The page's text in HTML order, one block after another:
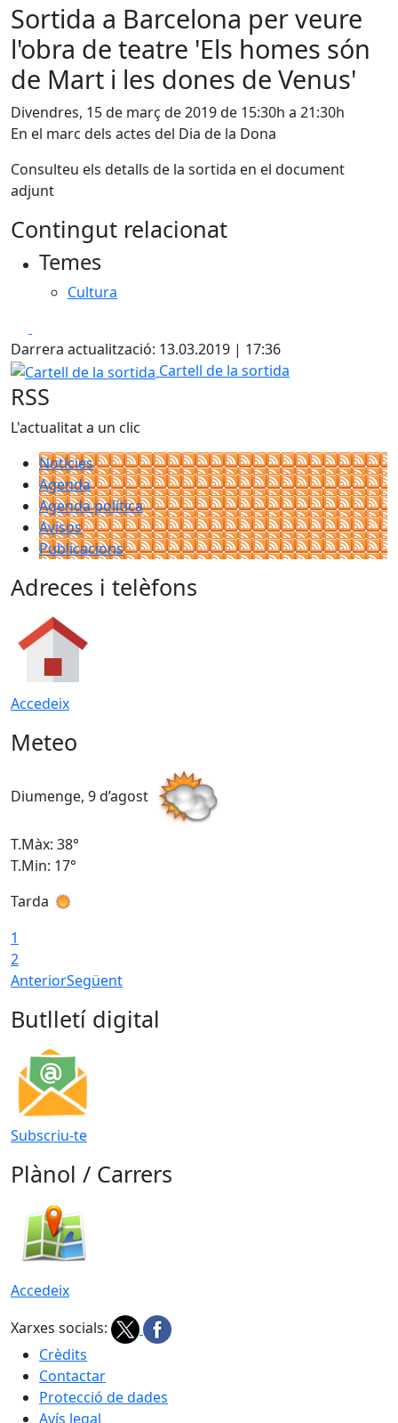
Sortida a Barcelona per veure
l'obra de teatre 'Els homes són
de Mart i les dones de Venus'
Divendres, 15 de març de 2019 de 15:30h a 21:30h
En el marc dels actes del Dia de la Dona
Consulteu els detalls de la sortida en el document
adjunt
Contingut relacionat
Temes
Cultura
Darrera actualització: 13.03.2019 | 17:36
Cartell de la sortida
Cartell de la sortida
RSS
L'actualitat a un clic
Notícies
Agenda
Agenda política
Avisos
Publicacions
Adreces i telèfons
Accedeix
Meteo
Diumenge, 9 d’agost
T.Màx: 38°
T.Min: 17°
Tarda
1
2
AnteriorSegüent
Butlletí digital
Subscriu-te
Plànol / Carrers
Accedeix
Xarxes socials:
Crèdits
Contactar
Protecció de dades
Avís legal